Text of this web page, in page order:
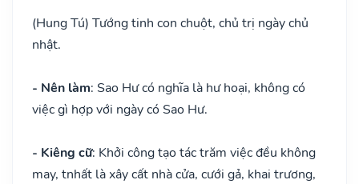
(Hung Tú) Tướng tinh con chuột, chủ trị ngày chủ
nhật.
- Nên làm: Sao Hư có nghĩa là hư hoại, không có
việc gì hợp với ngày có Sao Hư.
- Kiêng cữ: Khởi công tạo tác trăm việc đều không
may, tnhất là xây cất nhà cửa, cưới gả, khai trương,